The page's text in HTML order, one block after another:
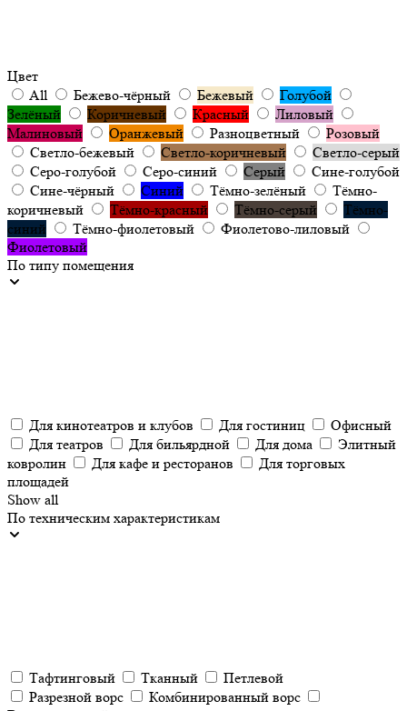
Цвет
All
Бежево-чёрный Бежевый
Голубой
Зелёный
Коричневый Красный
Лиловый
Малиновый
Оранжевый Разноцветный
Розовый
Светло-бежевый
Светло-коричневый
Светло-серый
Серо-голубой
Серо-синий Серый
Сине-голубой
Сине-чёрный
Синий Тёмно-зелёный
Тёмно-
коричневый
Тёмно-красный Тёмно-серый
Тёмно-
синий
Тёмно-фиолетовый
Фиолетово-лиловый
Фиолетовый
По типу помещения
Для кинотеатров и клубов Для гостиниц
Офисный
Для театров
Для бильярдной Для дома
Элитный
ковролин
Для кафе и ресторанов
Для торговых
площадей
Show all
По техническим характеристикам
Тафтинговый Тканный
Петлевой
Разрезной ворс
Комбинированный ворс